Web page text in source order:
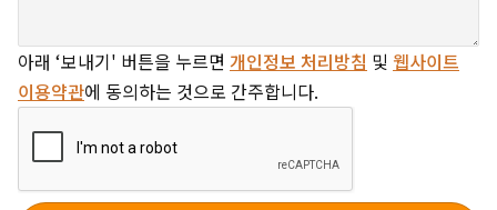
아래 ‘보내기' 버튼을 누르면 개인정보 처리방침 및 웹사이트
이용약관에 동의하는 것으로 간주합니다.